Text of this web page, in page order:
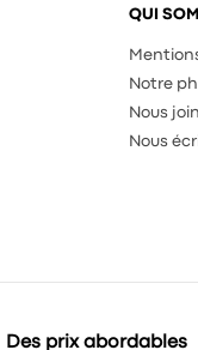
QUI
Notre
Nous
Nous
Des prix abordables